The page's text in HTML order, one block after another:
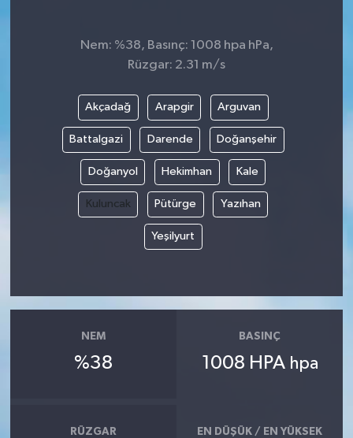
Nem: %38, Basınç: 1008 hpa hPa,
Rüzgar: 2.31 m/s
Akçadağ Arapgir Arguvan
Battalgazi Darende Doğanşehir
Doğanyol Hekimhan Kale
Kuluncak Pütürge Yazıhan
Yeşilyurt
NEM
%38
BASINÇ
1008 HPA hpa
RÜZGAR EN DÜŞÜK / EN YÜKSEK